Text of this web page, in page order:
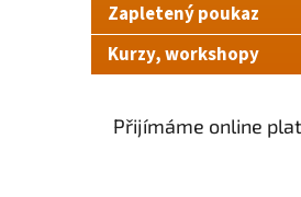
Zapletený poukaz
Kurzy, workshopy
Přijímáme online